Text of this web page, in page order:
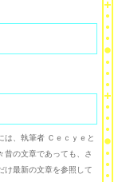
は、執筆者 Ｃｅｃｙｅと
昔の文章であっても、さ
け最新の文章を参照して